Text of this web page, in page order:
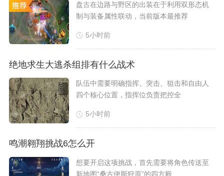
盘古在边路与野区的出装在于利用双形态机
制与装备属性联动，当前版本最推荐
5小时前
绝地求生大逃杀组排有什么战术
​队伍中需要明确指挥、突击、狙击和自由人
四个核心位置，指挥位负责把控全
5小时前
鸣潮翱翔挑战6怎么开
​想要开启这项挑战，首先需要将角色传送至
新地图“桑古伊斯狩原”的四方殿